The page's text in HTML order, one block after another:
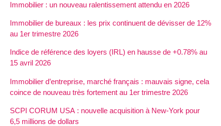
Immobilier : un nouveau ralentissement attendu en 2026
Immobilier de bureaux : les prix continuent de dévisser de 12%
au 1er trimestre 2026
Indice de référence des loyers (IRL) en hausse de +0.78% au
15 avril 2026
Immobilier d’entreprise, marché français : mauvais signe, cela
coince de nouveau très fortement au 1er trimestre 2026
SCPI CORUM USA : nouvelle acquisition à New-York pour
6,5 millions de dollars